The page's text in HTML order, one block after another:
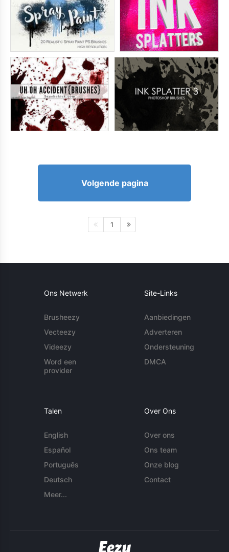
Volgende pagina
1
Ons Netwerk
Brusheezy
Vecteezy
Videezy
Word een
provider
Site-Links
Aanbiedingen
Adverteren
Ondersteuning
DMCA
Talen
English
Español
Português
Deutsch
Meer...
Over Ons
Over ons
Ons team
Onze blog
Contact